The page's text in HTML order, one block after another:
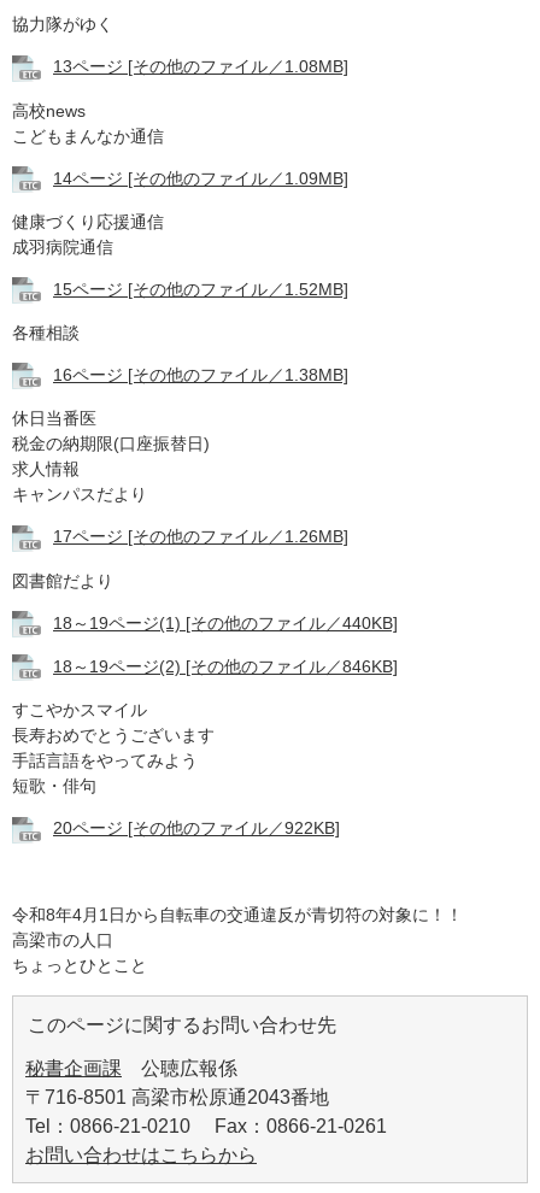
協力隊がゆく
13ページ [その他のファイル／1.08MB]
高校news
こどもまんなか通信
14ページ [その他のファイル／1.09MB]
健康づくり応援通信
成羽病院通信
15ページ​ [その他のファイル／1.52MB]
各種相談
16ページ [その他のファイル／1.38MB]
休日当番医
税金の納期限(口座振替日)
求人情報
キャンパスだより
17ページ [その他のファイル／1.26MB]
図書館だより
18～19ページ(1) [その他のファイル／440KB]
18～19ページ(2) [その他のファイル／846KB]
すこやかスマイル
長寿おめでとうございます
手話言語をやってみよう
短歌・俳句
20ページ [その他のファイル／922KB]
令和8年4月1日から自転車の交通違反が青切符の対象に！！
​高梁市の人口
ちょっとひとこと
このページに関するお問い合わせ先
秘書企画課 公聴広報係
〒716-8501 高梁市松原通2043番地
Tel：0866-21-0210 Fax：0866-21-0261
お問い合わせはこちらから